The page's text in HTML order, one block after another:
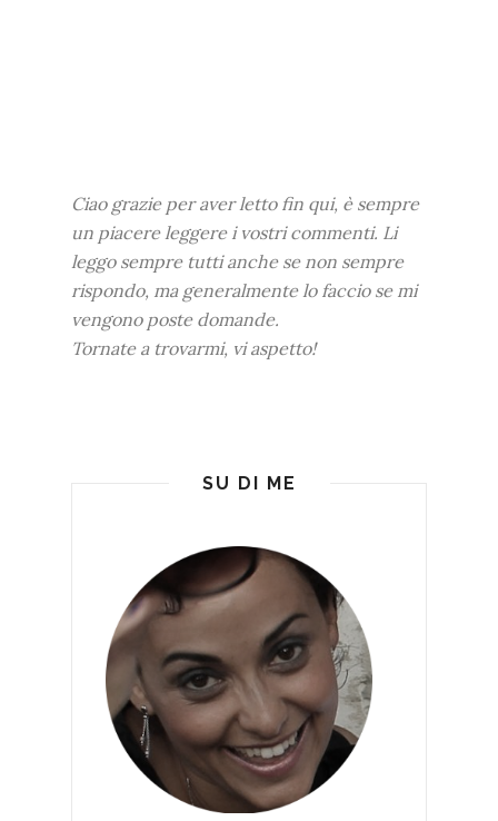
Ciao grazie per aver letto fin qui, è sempre
un piacere leggere i vostri commenti. Li
leggo sempre tutti anche se non sempre
rispondo, ma generalmente lo faccio se mi
vengono poste domande.
Tornate a trovarmi, vi aspetto!
SU DI ME